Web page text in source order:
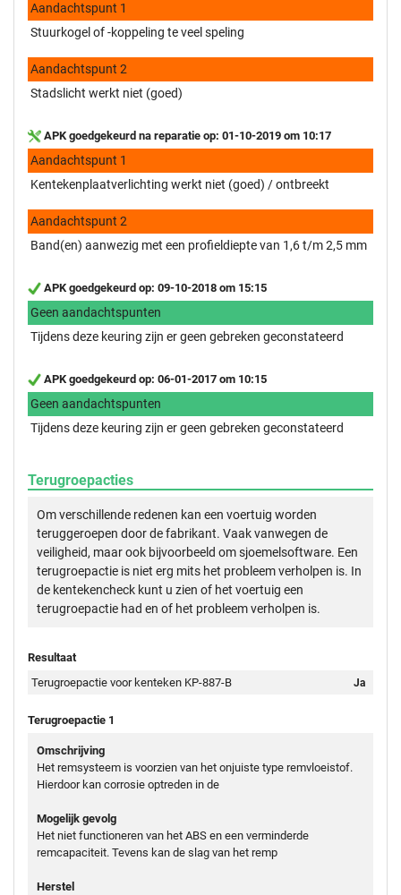
Aandachtspunt 1
Stuurkogel of -koppeling te veel speling
Aandachtspunt 2
Stadslicht werkt niet (goed)
APK goedgekeurd na reparatie op: 01-10-2019 om 10:17
Aandachtspunt 1
Kentekenplaatverlichting werkt niet (goed) / ontbreekt
Aandachtspunt 2
Band(en) aanwezig met een profieldiepte van 1,6 t/m 2,5 mm
APK goedgekeurd op: 09-10-2018 om 15:15
Geen aandachtspunten
Tijdens deze keuring zijn er geen gebreken geconstateerd
APK goedgekeurd op: 06-01-2017 om 10:15
Geen aandachtspunten
Tijdens deze keuring zijn er geen gebreken geconstateerd
Terugroepacties
Om verschillende redenen kan een voertuig worden
teruggeroepen door de fabrikant. Vaak vanwegen de
veiligheid, maar ook bijvoorbeeld om sjoemelsoftware. Een
terugroepactie is niet erg mits het probleem verholpen is. In
de kentekencheck kunt u zien of het voertuig een
terugroepactie had en of het probleem verholpen is.
Resultaat
Terugroepactie voor kenteken KP-887-B
Ja
Terugroepactie 1
Omschrijving
Het remsysteem is voorzien van het onjuiste type remvloeistof.
Hierdoor kan corrosie optreden in de
Mogelijk gevolg
Het niet functioneren van het ABS en een verminderde
remcapaciteit. Tevens kan de slag van het remp
Herstel